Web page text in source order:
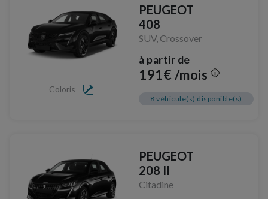
Coloris
PEUGEOT
408
SUV, Crossover
à partir de
191€ /mois
8 véhicule(s) disponible(s)
PEUGEOT
208 II
Citadine